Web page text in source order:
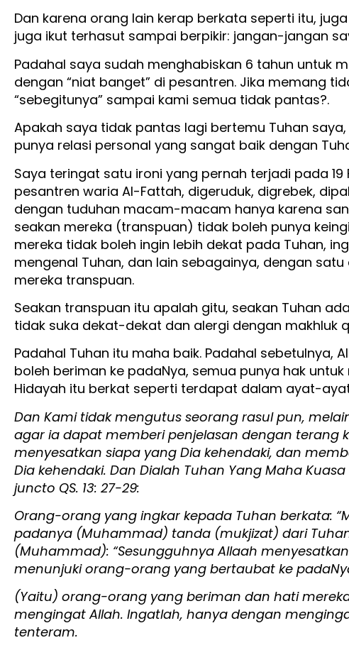
Dan karena orang lain kerap berkata seperti itu,
juga ikut terhasut sampai berpikir: jangan-jangan
Padahal saya sudah menghabiskan 6 tahun untuk
dengan “niat banget” di pesantren. Jika memang
“sebegitunya” sampai kami semua tidak pantas?.
Apakah saya tidak pantas lagi bertemu Tuhan
punya relasi personal yang sangat baik dengan
Saya teringat satu ironi yang pernah terjadi pada 19
pesantren waria Al-Fattah, digeruduk, digrebek,
dengan tuduhan macam-macam hanya karena
seakan mereka (transpuan) tidak boleh punya
mereka tidak boleh ingin lebih dekat pada Tuhan,
mengenal Tuhan, dan lain sebagainya, dengan
mereka transpuan.
Seakan transpuan itu apalah gitu, seakan Tuhan
tidak suka dekat-dekat dan alergi dengan makhluk
Padahal Tuhan itu maha baik. Padahal sebetulnya,
boleh beriman ke padaNya, semua punya hak untuk
Hidayah itu berkat seperti terdapat dalam ayat-
Dan Kami tidak mengutus seorang rasul pun,
agar ia dapat memberi penjelasan dengan terang
menyesatkan siapa yang Dia kehendaki, dan
Dia kehendaki. Dan Dialah Tuhan Yang Maha Kuasa
juncto QS. 13: 27-29:
Orang-orang yang ingkar kepada Tuhan berkata:
padanya (Muhammad) tanda (mukjizat) dari
(Muhammad): “Sesungguhnya Allaah
menunjuki orang-orang yang bertaubat ke
(Yaitu) orang-orang yang beriman dan hati
mengingat Allah. Ingatlah, hanya dengan
tenteram.